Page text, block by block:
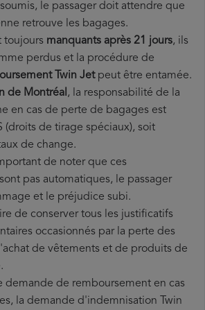
le passager doit attendre que
retrouve les bagages.
toujours manquants après 21 jours, ils
perdus et la procédure de
Twin Jetpeut être entamée.
de Montréal, la responsabilité de la
en cas de perte de bagages est
(droits de tirage spéciaux), soit
de change.
de noter que ces
pas automatiques, le passager
et le préjudice subi.
de conserver tous les justificatifs
occasionnés par la perte des
de vêtements et de produits de
demande de remboursement en cas
la demande d'indemnisation Twin